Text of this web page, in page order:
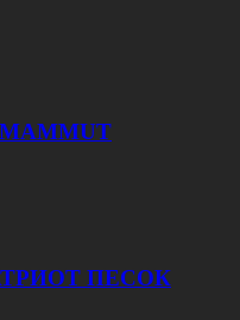
ПЕСОК